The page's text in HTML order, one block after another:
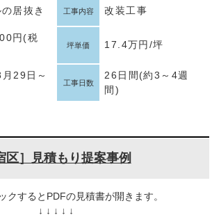
居抜き 工事内容 改装工事
円(税
坪単価 17.4万円/坪
29日～
工事日数
26日間(約3～4週
間)
区］見積もり提案事例
クするとPDFの見積書が開きます。
↓ ↓ ↓ ↓ ↓